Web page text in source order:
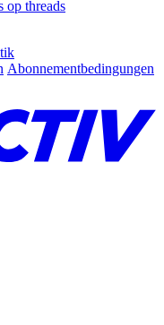
op threads
Abonnementbedingungen